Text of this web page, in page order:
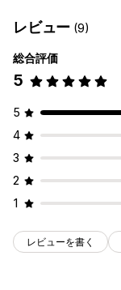
レビュー (9)
総合評価
5
5
4
3
2
1
レビューを書く